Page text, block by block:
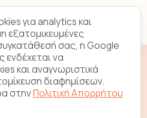
για analytics και
εξατομικευμένες
σας, η Google
ενδέχεται να
και αναγνωριστικά
διαφημίσεων.
στηνΠολιτική Απορρήτου